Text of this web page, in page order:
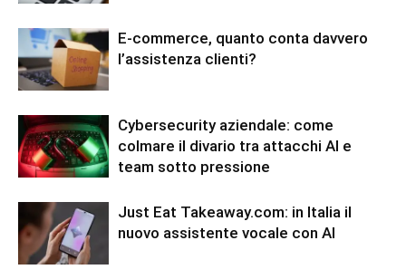
E-commerce, quanto conta davvero
l’assistenza clienti?
Cybersecurity aziendale: come
colmare il divario tra attacchi AI e
team sotto pressione
Just Eat Takeaway.com: in Italia il
nuovo assistente vocale con AI